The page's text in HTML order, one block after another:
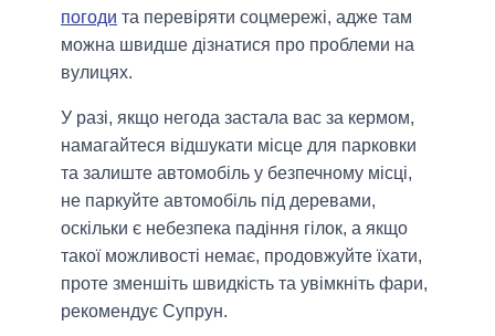
погоди та перевіряти соцмережі, адже там
можна швидше дізнатися про проблеми на
вулицях.
У разі, якщо негода застала вас за кермом,
намагайтеся відшукати місце для парковки
та залиште автомобіль у безпечному місці,
не паркуйте автомобіль під деревами,
оскільки є небезпека падіння гілок, а якщо
такої можливості немає, продовжуйте їхати,
проте зменшіть швидкість та увімкніть фари,
рекомендує Супрун.